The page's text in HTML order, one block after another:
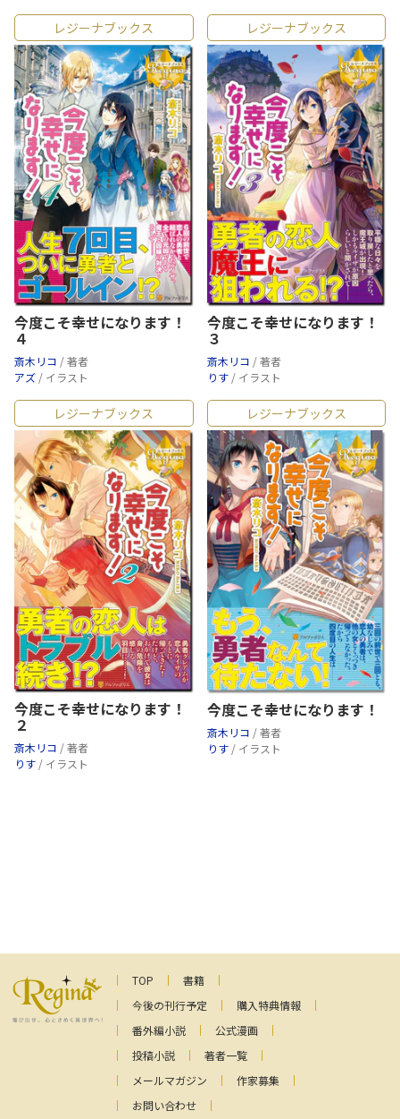
レジーナブックス
今度こそ幸せになります！
４
斎木リコ / 著者
アズ / イラスト
レジーナブックス
今度こそ幸せになります！
３
斎木リコ / 著者
りす / イラスト
レジーナブックス
今度こそ幸せになります！
２
斎木リコ / 著者
りす / イラスト
レジーナブックス
今度こそ幸せになります！
斎木リコ / 著者
りす / イラスト
TOP
書籍
今後の刊行予定
購入特典情報
番外編小説
公式漫画
投稿小説
著者一覧
メールマガジン
作家募集
お問い合わせ